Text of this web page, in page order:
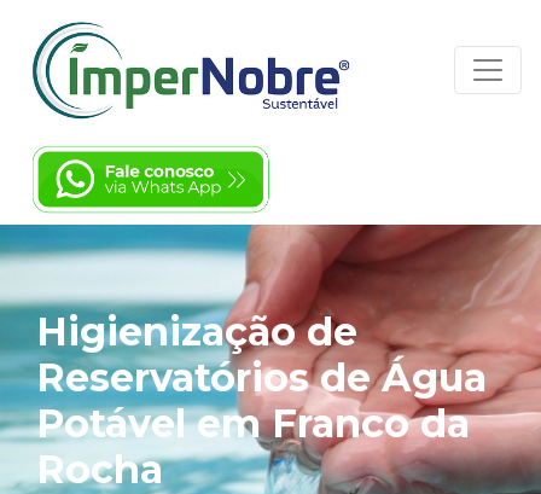
Higienização de
Reservatórios de Água
Potável em Franco da
Rocha